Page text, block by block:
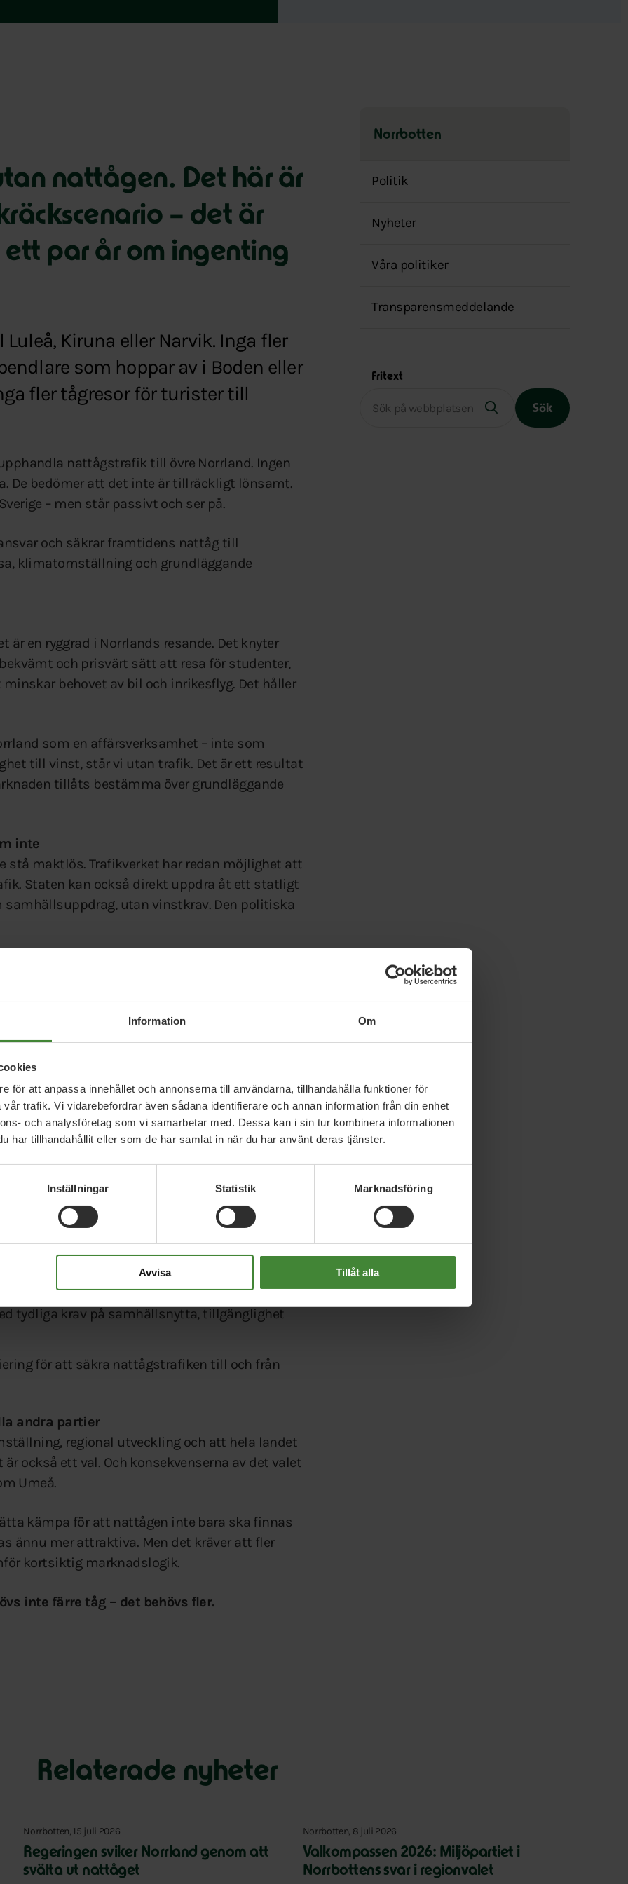
Information Om
för att anpassa innehållet och annonserna till användarna, tillhandahålla funktioner för
trafik. Vi vidarebefordrar även sådana identifierare och annan information från din enhet
och analysföretag som vi samarbetar med. Dessa kan i sin tur kombinera informationen
har tillhandahållit eller som de har samlat in när du har använt deras tjänster.
Inställningar Statistik Marknadsföring
Avvisa Tillåt alla
nattågen. Det här är
– det är
par år om ingenting
Kiruna eller Narvik. Inga fler
som hoppar av i Boden eller
fler tågresor för turister till
nattågstrafik till övre Norrland. Ingen
De bedömer att det inte är tillräckligt lönsamt.
– men står passivt och ser på.
och säkrar framtidens nattåg till
klimatomställning och grundläggande
en ryggrad i Norrlands resande. Det knyter
och prisvärt sätt att resa för studenter,
behovet av bil och inrikesflyg. Det håller
som en affärsverksamhet – inte som
till vinst, står vi utan trafik. Det är ett resultat
tillåts bestämma över grundläggande
inte
stå maktlös. Trafikverket har redan möjlighet att
Staten kan också direkt uppdra åt ett statligt
samhällsuppdrag, utan vinstkrav. Den politiska
som ett ”norrlandsproblem”, inte som
inte. Det här är en fråga om likvärdighet,
elektrifierar transporter och driver på i
transportformen av nedläggning.
för att den är gles.
ansvar för att människor i hela landet kan
till övre Norrland betraktas som samhällskritisk
att bedriva nattågstrafik till övre
tydliga krav på samhällsnytta, tillgänglighet
för att säkra nattågstrafiken till och från
andra partier
regional utveckling och att hela landet
också ett val. Och konsekvenserna av det valet
Umeå.
kämpa för att nattågen inte bara ska finnas
ännu mer attraktiva. Men det kräver att fler
kortsiktig marknadslogik.
inte färre tåg – det behövs fler.
Norrbotten
över
menyn
Politik
Nyheter
Våra politiker
Transparensmeddelande
Fritext
Sök
Relaterade nyheter
Norrbotten, 15 juli 2026
Regeringen sviker Norrland genom att
svälta ut nattåget
Norrbotten, 8 juli 2026
Valkompassen 2026: Miljöpartiet i
Norrbottens svar i regionvalet